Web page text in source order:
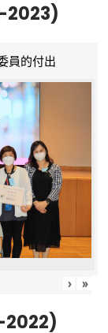
2023)
員的付出
› »
2022)